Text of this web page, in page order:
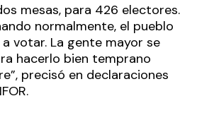
mesas, para 426 electores.
normalmente, el pueblo
votar. La gente mayor se
hacerlo bien temprano
precisó en declaraciones